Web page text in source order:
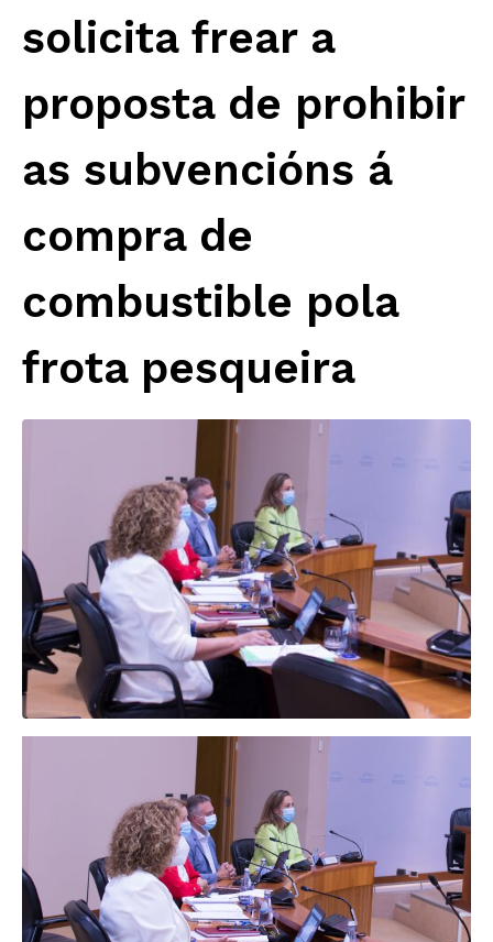
solicita frear a
proposta de prohibir
as subvencións á
compra de
combustible pola
frota pesqueira